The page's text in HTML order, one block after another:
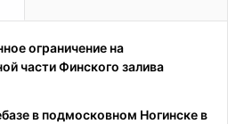
ограничение на
части Финского залива
в подмосковном Ногинске в